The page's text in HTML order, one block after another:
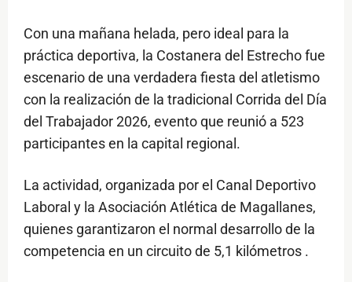
Con una mañana helada, pero ideal para la
práctica deportiva, la Costanera del Estrecho fue
escenario de una verdadera fiesta del atletismo
con la realización de la tradicional Corrida del Día
del Trabajador 2026, evento que reunió a 523
participantes en la capital regional.
La actividad, organizada por el Canal Deportivo
Laboral y la Asociación Atlética de Magallanes,
quienes garantizaron el normal desarrollo de la
competencia en un circuito de 5,1 kilómetros .